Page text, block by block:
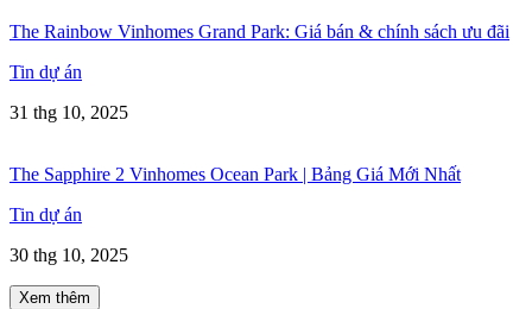
The Rainbow Vinhomes Grand Park: Giá bán & chính sách ưu đãi
Tin dự án
31 thg 10, 2025
The Sapphire 2 Vinhomes Ocean Park | Bảng Giá Mới Nhất
Tin dự án
30 thg 10, 2025
Xem thêm